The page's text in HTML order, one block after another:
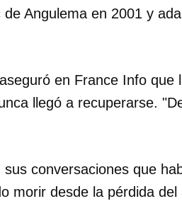
Angulema en 2001 y
en France Info que
llegó a recuperarse.
conversaciones que
morir desde la pérdida del